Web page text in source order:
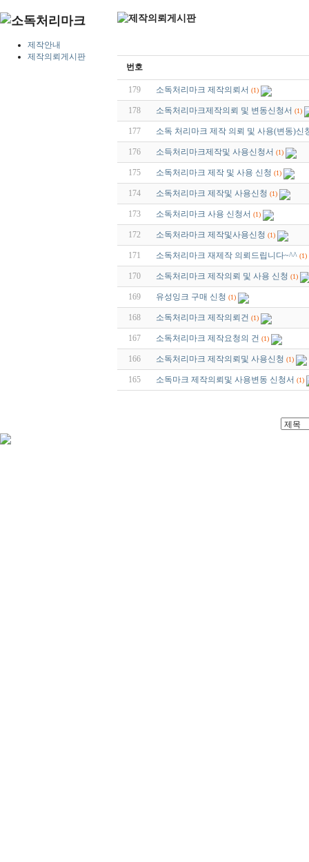
제작안내
제작의뢰게시판
번호
179 소독처리마크 제작의뢰서 (1)
178 소독처리마크제작의뢰 및 변동신청서 (1)
177 소독 처리마크 제작 의뢰 및 사용(변동)신
176 소득처리마크제작및 사용신청서 (1)
175 소독처리마크 제작 및 사용 신청 (1)
174 소독처리마크 제작및 사용신청 (1)
173 소독처리마크 사용 신청서 (1)
172 소독처라마크 제작및사용신청 (1)
171 소독처리마크 재제작 의뢰드립니다~^^ (1)
170 소독처리마크 제작의뢰 및 사용 신청 (1)
169 유성잉크 구매 신청 (1)
168 소독처리마크 제작의뢰건 (1)
167 소독처리마크 제작요청의 건 (1)
166 소독처리마크 제작의뢰및 사용신청 (1)
165 소독마크 제작의뢰및 사용변동 신청서 (1)